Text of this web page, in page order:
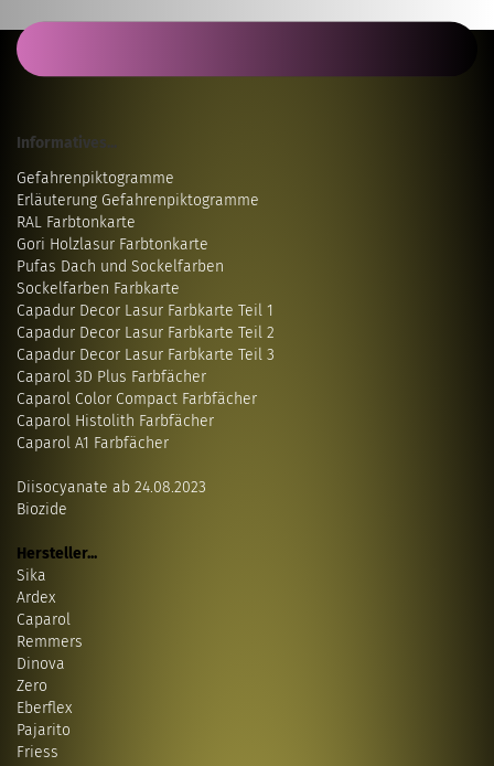
Informatives...
Gefahrenpiktogramme
Erläuterung Gefahrenpiktogramme
RAL Farbtonkarte
Gori Holzlasur Farbtonkarte
Pufas Dach und Sockelfarben
Sockelfarben Farbkarte
Capadur Decor Lasur Farbkarte Teil 1
Capadur Decor Lasur Farbkarte Teil 2
Capadur Decor Lasur Farbkarte Teil 3
Caparol 3D Plus Farbfächer
Caparol Color Compact Farbfächer
Caparol Histolith Farbfächer
Caparol A1 Farbfächer
Diisocyanate ab 24.08.2023
Biozide
Hersteller...
Sika
Ardex
Caparol
Remmers
Dinova
Zero
Eberflex
Pajarito
Friess